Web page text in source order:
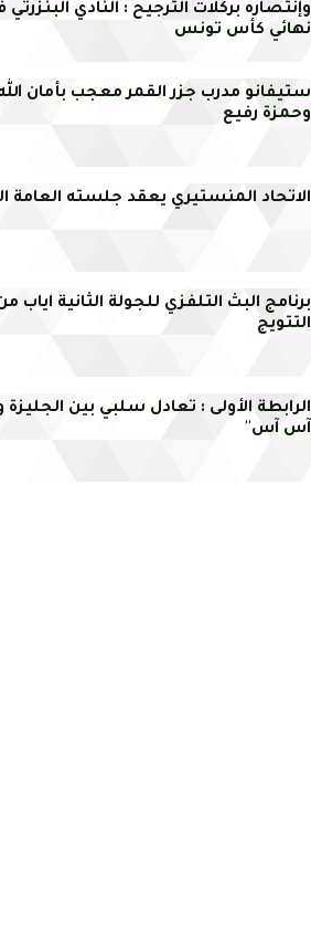
وإنتصاره بركلات الترجيح : النادي
نهائي كأس تونس
ستيفانو مدرب جزر القمر معجب بأمان
وحمزة رفيع
الاتحاد المنستيري يعقد جلسته العامة
برنامج البث التلفزي للجولة الثانية اياب
التتويج
الرابطة الأولى : تعادل سلبي بين الجليزة
آس آس''